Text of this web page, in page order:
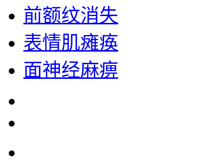
前额纹消失
表情肌瘫痪
面神经麻痹